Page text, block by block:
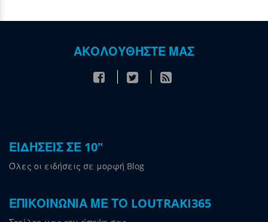
ΑΚΟΛΟΥΘΗΣΤΕ ΜΑΣ
ΕΙΔΗΣΕΙΣ ΣΕ 10"
Όλες οι ειδήσεις σε μορφή Blog
ΕΠΙΚΟΙΝΩΝΙΑ ΜΕ ΤΟ LOUTRAKI365